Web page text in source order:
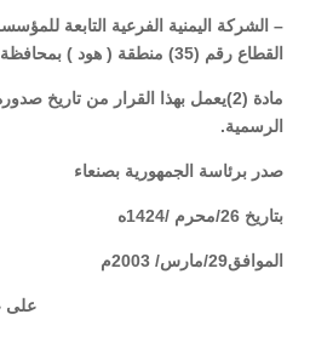
– الشركة اليمنية الفرعية التابعة
القطاع رقم (35) منطقة ( هود ) بمحافظة حضرموت .
مادة (2)يعمل بهذا القرار من تاريخ
الرسمية.
صدر برئاسة الجمهورية بصنعاء
بتاريخ 26/محرم /1424ه
الموافق29/مارس/ 2003م
على